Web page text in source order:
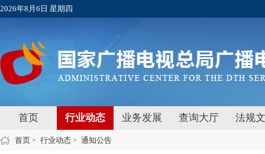
2026年8月6日 星期四
首页 行业动态 业务发展 查询大厅 法规
首页 > 行业动态 > 通知公告